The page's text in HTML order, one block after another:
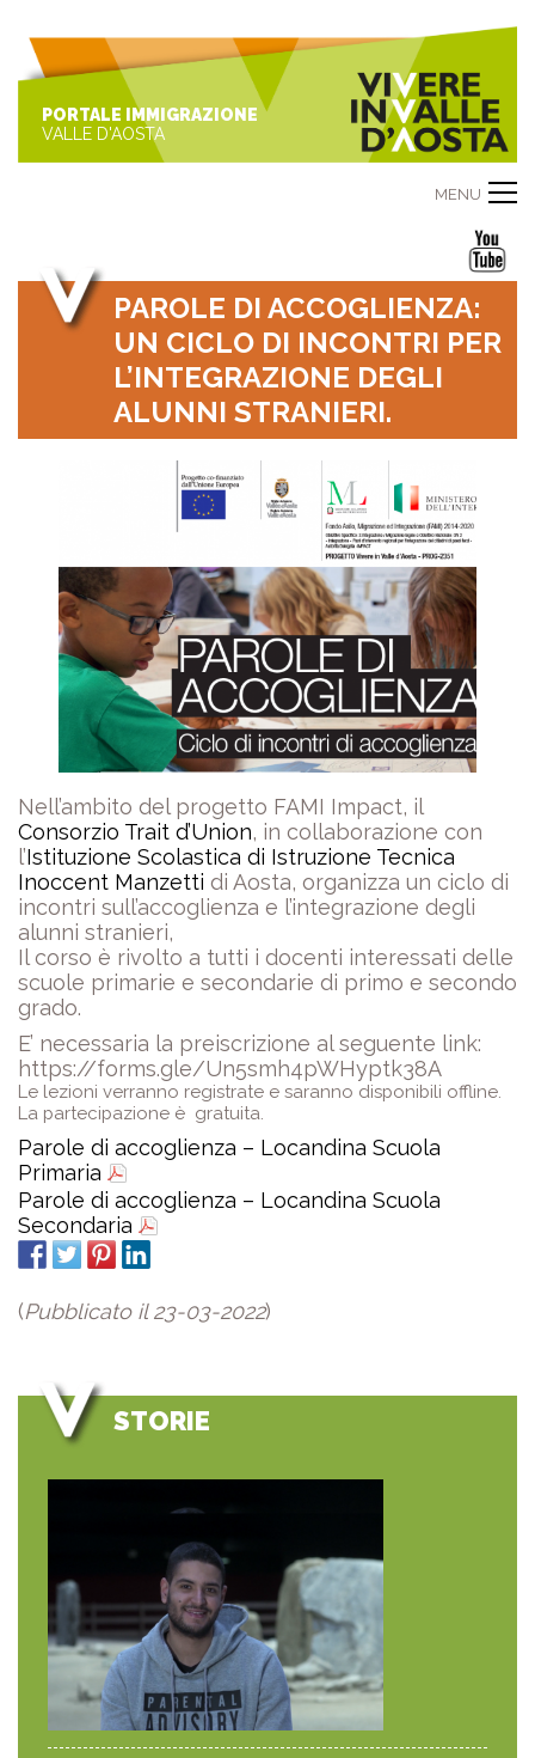
PORTALE IMMIGRAZIONE
VALLE D'AOSTA
MENU
PAROLE DI ACCOGLIENZA:
UN CICLO DI INCONTRI PER
L’INTEGRAZIONE DEGLI
ALUNNI STRANIERI.
Nell’ambito del progetto FAMI Impact, il
Consorzio Trait d’Union, in collaborazione con
l’Istituzione Scolastica di Istruzione Tecnica
Inoccent Manzetti di Aosta, organizza un ciclo di
incontri sull’accoglienza e l’integrazione degli
alunni stranieri,
Il corso è rivolto a tutti i docenti interessati delle
scuole primarie e secondarie di primo e secondo
grado.
E’ necessaria la preiscrizione al seguente link:
https://forms.gle/Un5smh4pWHyptk38A
Le lezioni verranno registrate e saranno disponibili offline.
La partecipazione è gratuita.
Parole di accoglienza – Locandina Scuola
Primaria
Parole di accoglienza – Locandina Scuola
Secondaria
(Pubblicato il 23-03-2022)
STORIE